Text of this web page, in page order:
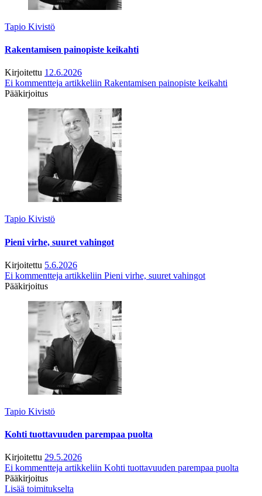
Tapio Kivistö
Rakentamisen painopiste keikahti
Kirjoitettu 12.6.2026
Ei kommentteja artikkeliin Rakentamisen painopiste keikahti
Pääkirjoitus
Tapio Kivistö
Pieni virhe, suuret vahingot
Kirjoitettu 5.6.2026
Ei kommentteja artikkeliin Pieni virhe, suuret vahingot
Pääkirjoitus
Tapio Kivistö
Kohti tuottavuuden parempaa puolta
Kirjoitettu 29.5.2026
Ei kommentteja artikkeliin Kohti tuottavuuden parempaa puolta
Pääkirjoitus
Lisää toimitukselta